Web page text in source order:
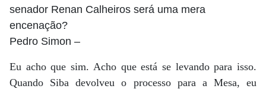
senador Renan Calheiros será uma mera
encenação?
Pedro Simon –
Eu acho que sim. Acho que está se levando para isso.
Quando Siba devolveu o processo para a Mesa, eu